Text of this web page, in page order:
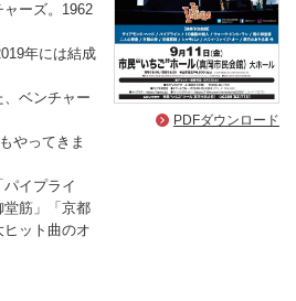
ーズ。1962
年には結成
ベンチャー
やってきま
パイプライ
堂筋」「京都
ット曲のオ
PDFダウンロード